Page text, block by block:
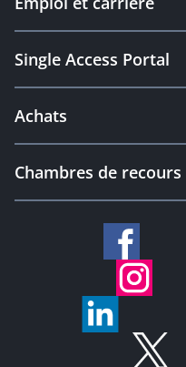
Single Access Portal
Achats
Chambres de recours